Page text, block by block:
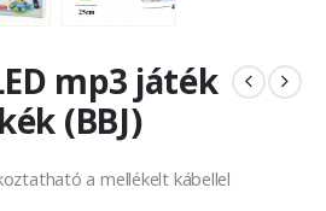
mp3 játék
(BBJ)
a mellékelt kábellel